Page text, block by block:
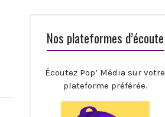
Nos plateformes d’écoute
Écoutez Pop’ Média sur votre
plateforme préférée.